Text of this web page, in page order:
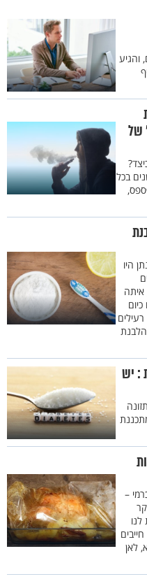
והגיע
של
בכל
היו
איתה
: יש
–
לאן